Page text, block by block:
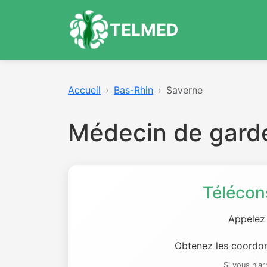
TELMED
Accueil Bas-Rhin Saverne
Médecin de
Obtenez les
Si vous